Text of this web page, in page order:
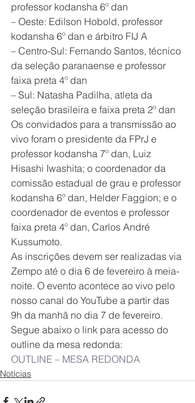
professor kodansha 6º dan
– Oeste: Edilson Hobold, professor
kodansha 6º dan e árbitro FIJ A
– Centro-Sul: Fernando Santos, técnico
da seleção paranaense e professor
faixa preta 4º dan
– Sul: Natasha Padilha, atleta da
seleção brasileira e faixa preta 2º dan
Os convidados para a transmissão ao
vivo foram o presidente da FPrJ e
professor kodansha 7º dan, Luiz
Hisashi Iwashita; o coordenador da
comissão estadual de grau e professor
kodansha 6º dan, Helder Faggion; e o
coordenador de eventos e professor
faixa preta 4º dan, Carlos André
Kussumoto.
As inscrições devem ser realizadas via
Zempo até o dia 6 de fevereiro à meia-
noite. O evento acontece ao vivo pelo
nosso canal do YouTube a partir das
9h da manhã no dia 7 de fevereiro.
Segue abaixo o link para acesso do
outline da mesa redonda:
OUTLINE – MESA REDONDA
Notícias